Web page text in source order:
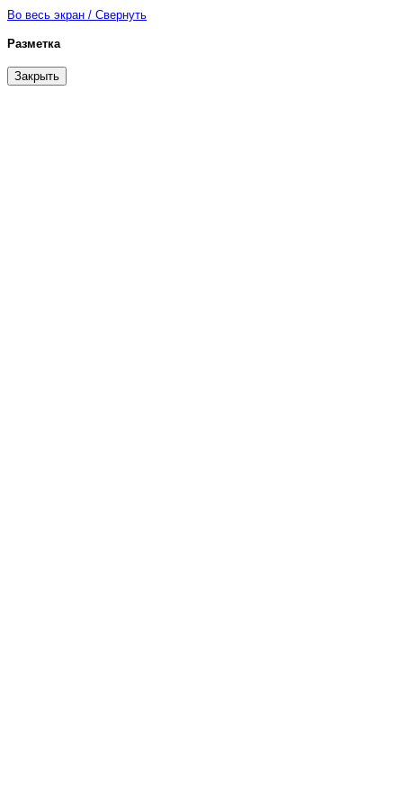
Во весь экран / Свернуть
Разметка
Закрыть